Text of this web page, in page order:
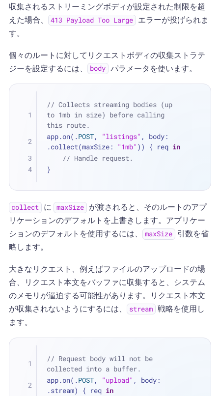
収集されるストリーミングボディが設定された制限を超
えた場合、
413 Payload Too Large
エラーが投げられま
す。
個々のルートに対してリクエストボディの収集ストラテ
ジーを設定するには、
body パラメータを使います。
// Collects streaming bodies (up
to 1mb in size) before calling
this route.
app.on(.POST, "listings" , body:
.collect(maxSize: "1mb" )) { req in
// Handle request.
}
collect に maxSize
が渡されると、そのルートのアプ
リケーションのデフォルトを上書きします。アプリケー
ションのデフォルトを使用するには、
maxSize
引数を省
略します。
大きなリクエスト、例えばファイルのアップロードの場
合、リクエスト本文をバッファに収集すると、システム
のメモリが逼迫する可能性があります。リクエスト本文
が収集されないようにするには、
stream 戦略を使用し
ます。
// Request body will not be
collected into a buffer.
app.on(.POST, "upload" , body:
.stream) { req in